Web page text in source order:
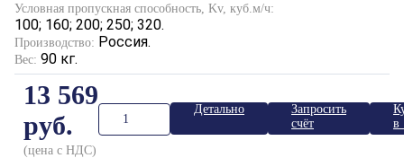
Условная пропускная способность, Kv, куб.м/ч:
100; 160; 200; 250; 320.
Производство: Россия.
Вес: 90 кг.
13 569
руб.
(цена с НДС)
Детально
Запросить
счёт
в